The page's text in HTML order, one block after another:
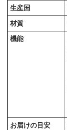
生産国
材質
機能
お届けの目安